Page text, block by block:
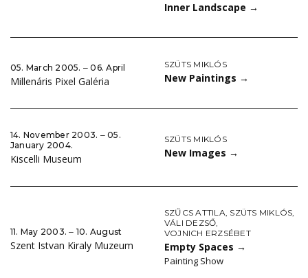
Inner Landscape →
05. March 2005. ‒ 06. April
Millenáris Pixel Galéria
SZÜTS MIKLÓS
New Paintings →
14. November 2003. ‒ 05.
January 2004.
Kiscelli Museum
SZÜTS MIKLÓS
New Images →
11. May 2003. ‒ 10. August
Szent Istvan Kiraly Muzeum
SZŰCS ATTILA, SZÜTS MIKLÓS,
VÁLI DEZSŐ,
VOJNICH ERZSÉBET
Empty Spaces →
Painting Show